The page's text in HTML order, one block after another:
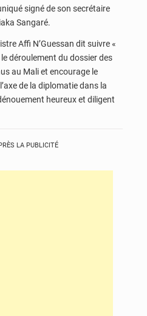
signé de son secrétaire
Sangaré.
Affi N’Guessan dit suivre «
déroulement du dossier des
au Mali et encourage le
de la diplomatie dans la
heureux et diligent
LA PUBLICITÉ